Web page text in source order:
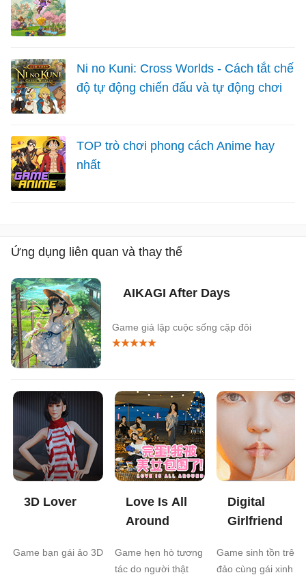
Ni no Kuni: Cross Worlds - Cách tắt chế
độ tự động chiến đấu và tự động chơi
TOP trò chơi phong cách Anime hay
nhất
Ứng dụng liên quan và thay thế
AIKAGI After Days
Game giả lập cuộc sống cặp đôi
3D Lover
Game bạn gái ảo 3D
Love Is All
Around
Game hẹn hò tương
tác do người thật
Digital
Girlfriend
Game sinh tồn trên
đảo cùng gái xinh